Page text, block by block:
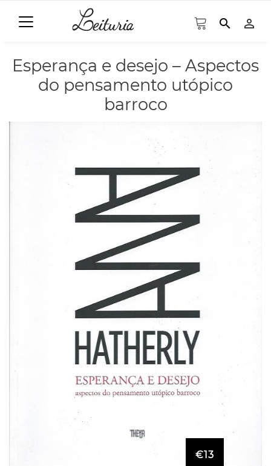
search person_outline
Esperança e desejo – Aspectos
do pensamento utópico
barroco
€13